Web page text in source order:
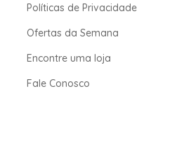
Políticas de Privacidade
Ofertas da Semana
Encontre uma loja
Fale Conosco